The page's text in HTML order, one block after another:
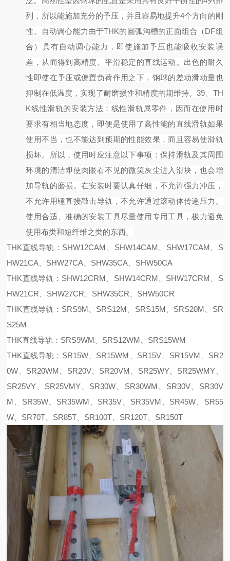
列，所以能施加充分的予压，并且容易地提升4个方向的刚
性。
自动调心能力由于THK的圆弧沟槽的正面组合（DF组
合）具有自动调心能力，即使施加予压也能吸收安装误
差，从而得到高精度、平滑稳定的直线运动。 出色的耐久
性即使在予压或偏置负荷作用之下，钢球的差动滑动量也
抑制在低温度，实现了耐磨损性和精度的期维持。39
TH
K线性滑轨的安装方法： 线性滑轨属零件，因而在使用时
要求有相当地态度，即便是使用了高性能的直线滑轨如果
使用不当，也不能达到预期的性能效果，而且容易使滑轨
损坏。所以，使用时应注意以下事项： 保持滑轨及其周围
环境的清洁即使肉眼看不见的微笑灰尘进入滑块，也会增
加导轨的磨损。在安装时要认真仔细，不允许强力冲压，
不允许用锤直接敲击导轨，不允许通过滚动体传递压力。
使用合适、准确的安装工具尽量使用专用工具，极力避免
使用布类和短纤维之类的东西。
THK直线导轨：SHW12CAM、SHW14CAM、SHW17CAM、S
HW21CA、SHW27CA、SHW35CA、SHW50CA
THK直线导轨：SHW12CRM、SHW14CRM、SHW17CRM、S
HW21CR、SHW27CR、SHW35CR、SHW50CR
THK直线导轨：SRS9M、SRS12M、SRS15M、SRS20M、SR
S25M
THK直线导轨：SRS9WM、SRS12WM、SRS15WM
THK直线导轨：SR15W、SR15WM、SR15V、SR15VM、SR2
0W、SR20WM、SR20V、SR20VM、SR25WY、SR25WMY、
SR25VY、SR25VMY、SR30W、SR30WM、SR30V、SR30V
M、SR35W、SR35WM、SR35V、SR35VM、SR45W、SR55
W、SR70T、SR85T、SR100T、SR120T、SR150T